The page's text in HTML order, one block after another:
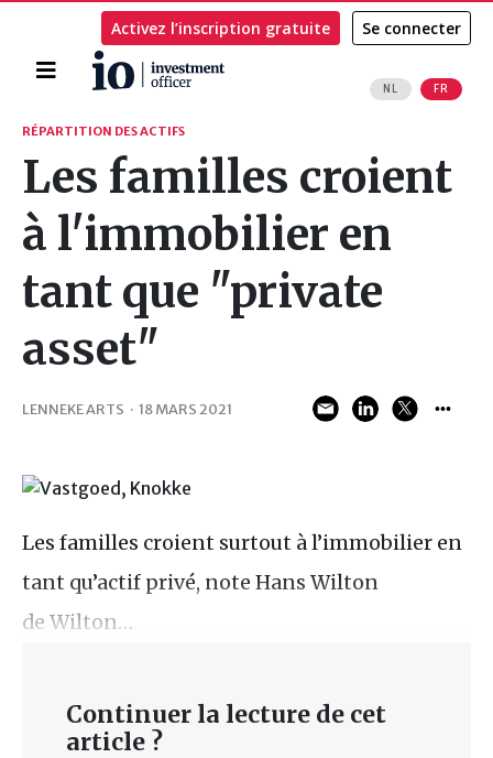
Accueil
NL FR
Activez l’inscription gratuite Se connecter
Rechercher
RÉPARTITION DES ACTIFS
Les familles croient
à l'immobilier en
tant que "private
asset"
LENNEKE ARTS · 18 MARS 2021
Les familles croient surtout à l’immobilier en
tant qu’actif privé, note Hans Wilton
de Wilton…
Continuer la lecture de cet
article ?